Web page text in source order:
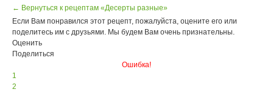
← Вернуться к рецептам «Десерты разные»
Если Вам понравился этот рецепт, пожалуйста, оцените его или
поделитесь им с друзьями. Мы будем Вам очень признательны.
Оценить
Поделиться
Ошибка!
1
2